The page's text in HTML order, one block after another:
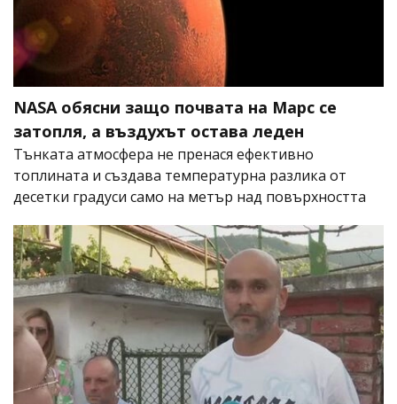
NASA обясни защо почвата на Марс се
затопля, а въздухът остава леден
Тънката атмосфера не пренася ефективно
топлината и създава температурна разлика от
десетки градуси само на метър над повърхността